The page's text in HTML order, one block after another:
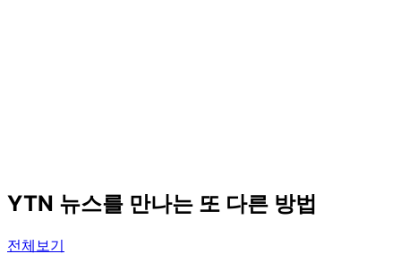
YTN 뉴스를 만나는 또 다른 방법
전체보기